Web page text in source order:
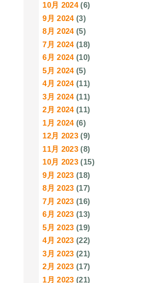
10月 2024(6)
9月 2024(3)
8月 2024(5)
7月 2024(18)
6月 2024(10)
5月 2024(5)
4月 2024(11)
3月 2024(11)
2月 2024(11)
1月 2024(6)
12月 2023 (9)
11月 2023 (8)
10月 2023 (15)
9月 2023 (18)
8月 2023 (17)
7月 2023 (16)
6月 2023 (13)
5月 2023 (19)
4月 2023 (22)
3月 2023 (21)
2月 2023 (17)
1月 2023 (21)